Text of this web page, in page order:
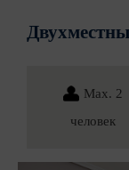
Max. 2
человек